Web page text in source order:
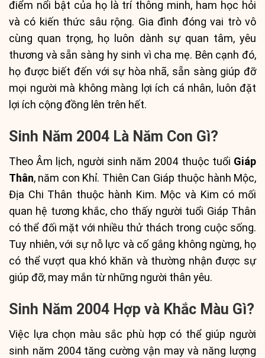
điểm nổi bật của họ là trí thông minh, ham học hỏi
và có kiến thức sâu rộng. Gia đình đóng vai trò vô
cùng quan trọng, họ luôn dành sự quan tâm, yêu
thương và sẵn sàng hy sinh vì cha mẹ. Bên cạnh đó,
họ được biết đến với sự hòa nhã, sẵn sàng giúp đỡ
mọi người mà không màng lợi ích cá nhân, luôn đặt
lợi ích cộng đồng lên trên hết.
Sinh Năm 2004 Là Năm Con Gì?
Theo Âm lịch, người sinh năm 2004 thuộc tuổi Giáp
Thân, năm con Khỉ. Thiên Can Giáp thuộc hành Mộc,
Địa Chi Thân thuộc hành Kim. Mộc và Kim có mối
quan hệ tương khắc, cho thấy người tuổi Giáp Thân
có thể đối mặt với nhiều thử thách trong cuộc sống.
Tuy nhiên, với sự nỗ lực và cố gắng không ngừng, họ
có thể vượt qua khó khăn và thường nhận được sự
giúp đỡ, may mắn từ những người thân yêu.
Sinh Năm 2004 Hợp và Khắc Màu Gì?
Việc lựa chọn màu sắc phù hợp có thể giúp người
sinh năm 2004 tăng cường vận may và năng lượng